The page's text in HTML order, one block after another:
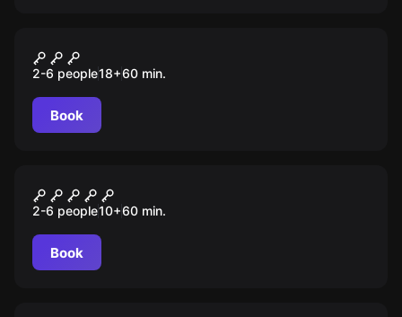
Кровавая невеста
2-6 people18+60 min.
Book
Редакция
2-6 people10+60 min.
Book